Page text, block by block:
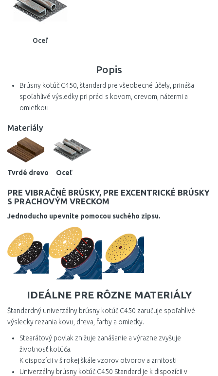
Oceľ
Popis
Brúsny kotúč C450, štandard pre všeobecné účely, prináša
spoľahlivé výsledky pri práci s kovom, drevom, nátermi a
omietkou
Materiály
Tvrdé drevo Oceľ
PRE VIBRAČNÉ BRÚSKY, PRE EXCENTRICKÉ BRÚSKY
S PRACHOVÝM VRECKOM
Jednoducho upevnite pomocou suchého zipsu.
IDEÁLNE PRE RÔZNE MATERIÁLY
Štandardný univerzálny brúsny kotúč C450 zaručuje spoľahlivé
výsledky rezania kovu, dreva, farby a omietky.
Stearátový povlak znižuje zanášanie a výrazne zvyšuje
životnosť kotúča.
K dispozícii v širokej škále vzorov otvorov a zrnitosti
Univerzálny brúsny kotúč C450 Standard je k dispozícii v